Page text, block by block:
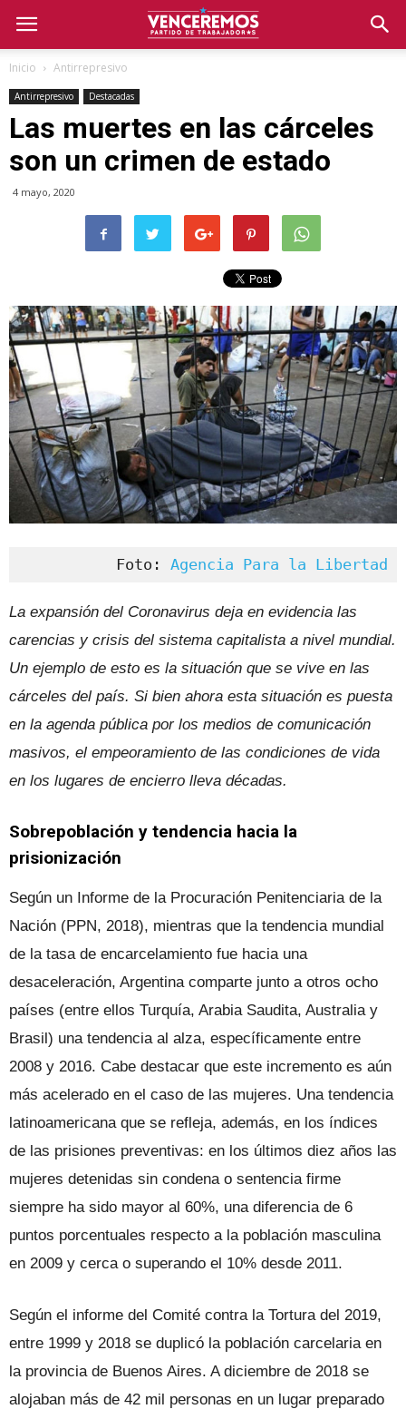
Inicio Antirrepresivo
Antirrepresivo Destacadas
Las muertes en las cárceles
son un crimen de estado
4 mayo, 2020
Foto: Agencia Para la Libertad
La expansión del Coronavirus deja en evidencia las
carencias y crisis del sistema capitalista a nivel mundial.
Un ejemplo de esto es la situación que se vive en las
cárceles del país. Si bien ahora esta situación es puesta
en la agenda pública por los medios de comunicación
masivos, el empeoramiento de las condiciones de vida
en los lugares de encierro lleva décadas.
Sobrepoblación y tendencia hacia la
prisionización
Según un Informe de la Procuración Penitenciaria de la
Nación (PPN, 2018), mientras que la tendencia mundial
de la tasa de encarcelamiento fue hacia una
desaceleración, Argentina comparte junto a otros ocho
países (entre ellos Turquía, Arabia Saudita, Australia y
Brasil) una tendencia al alza, específicamente entre
2008 y 2016. Cabe destacar que este incremento es aún
más acelerado en el caso de las mujeres. Una tendencia
latinoamericana que se refleja, además, en los índices
de las prisiones preventivas: en los últimos diez años las
mujeres detenidas sin condena o sentencia firme
siempre ha sido mayor al 60%, una diferencia de 6
puntos porcentuales respecto a la población masculina
en 2009 y cerca o superando el 10% desde 2011.
Según el informe del Comité contra la Tortura del 2019,
entre 1999 y 2018 se duplicó la población carcelaria en
la provincia de Buenos Aires. A diciembre de 2018 se
alojaban más de 42 mil personas en un lugar preparado